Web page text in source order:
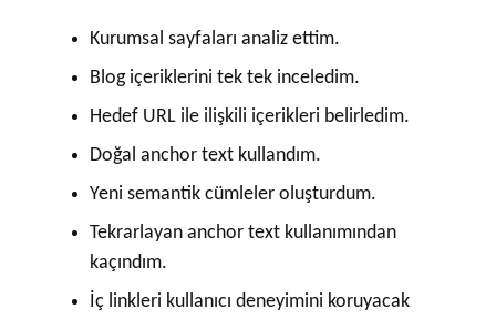
Kurumsal sayfaları analiz ettim.
Blog içeriklerini tek tek inceledim.
Hedef URL ile ilişkili içerikleri belirledim.
Doğal anchor text kullandım.
Yeni semantik cümleler oluşturdum.
Tekrarlayan anchor text kullanımından
kaçındım.
İç linkleri kullanıcı deneyimini koruyacak